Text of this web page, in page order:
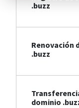
.buzz
Renovación
.buzz
dominio